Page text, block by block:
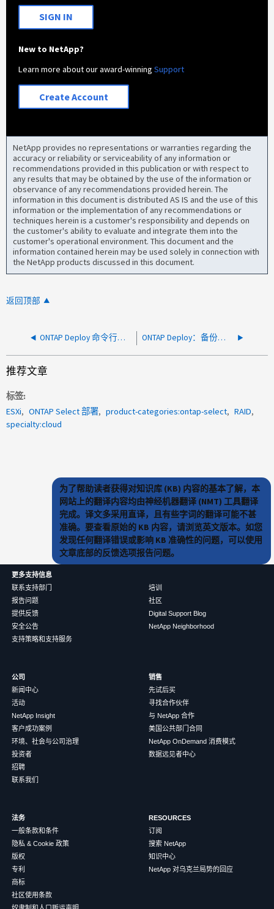
SIGN IN
New to NetApp?
Learn more about our award-winningSupport
Create Account
NetApp provides no representations or warranties regarding the
accuracy or reliability or serviceability of any information or
recommendations provided in this publication or with respect to
any results that may be obtained by the use of the information or
observance of any recommendations provided herein. The
information in this document is distributed AS IS and the use of this
information or the implementation of any recommendations or
techniques herein is a customer's responsibility and depends on
the customer's ability to evaluate and integrate them into the
customer's operational environment. This document and the
information contained herein may be used solely in connection with
the NetApp products discussed in this document.
返回顶部
ONTAP Deploy 命令行界面未显示正确的 ONTAP Select 集群版本 ONTAP Deploy：备份还原失败、并显示错误"连接被拒绝"
推荐文章
标签
ESXi
ONTAP Select 部署 product-categories:ontap-select
RAID
specialty:cloud
为了帮助读者获得对知识库 (KB) 内容的基本了解，本
网站上的翻译内容均由神经机器翻译 (NMT) 工具翻译
完成。译文多采用直译，且有些字词的翻译可能不甚
准确。要查看原始的 KB 内容，请浏览英文版本。如您
发现任何翻译错误或影响 KB 准确性的问题，可以使用
文章底部的反馈选项报告问题。
更多支持信息
联系支持部门
报告问题
提供反馈
安全公告
支持策略和支持服务
培训
社区
Digital Support Blog
NetApp Neighborhood
公司
新闻中心
活动
NetApp Insight
客户成功案例
环境、社会与公司治理
投资者
招聘
联系我们
销售
先试后买
寻找合作伙伴
与 NetApp 合作
美国公共部门合同
NetApp OnDemand 消费模式
数据远见者中心
法务
一般条款和条件
隐私 & Cookie 政策
版权
专利
商标
社区使用条款
RESOURCES
订阅
搜索 NetApp
知识中心
NetApp 对乌克兰局势的回应